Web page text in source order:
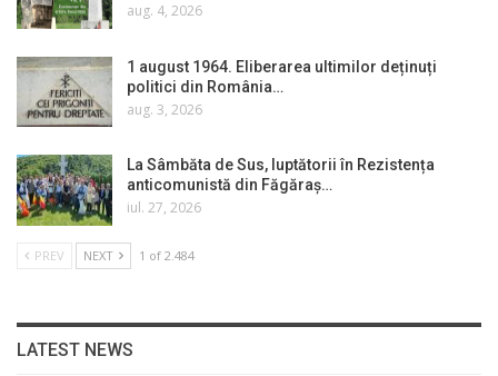
aug. 4, 2026
1 august 1964. Eliberarea ultimilor deținuți
politici din România…
aug. 3, 2026
La Sâmbăta de Sus, luptătorii în Rezistența
anticomunistă din Făgăraș…
iul. 27, 2026
PREV NEXT 1 of 2.484
LATEST NEWS